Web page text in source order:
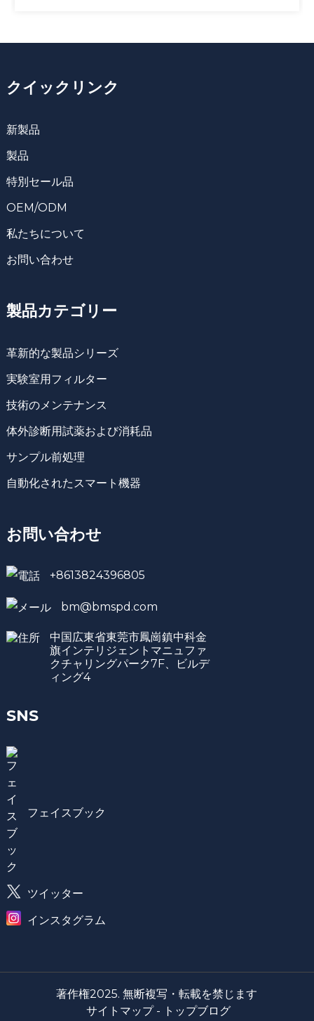
クイックリンク
新製品
製品
特別セール品
OEM/ODM
私たちについて
お問い合わせ
製品カテゴリー
革新的な製品シリーズ
実験室用フィルター
技術のメンテナンス
体外診断用試薬および消耗品
サンプル前処理
自動化されたスマート機器
お問い合わせ
+8613824396805
bm@bmspd.com
中国広東省東莞市鳳崗鎮中科金
旗インテリジェントマニュファ
クチャリングパーク7F、ビルデ
ィング4
SNS
フェイスブック
ツイッター
インスタグラム
著作権2025. 無断複写・転載を禁じます
サイトマップ - トップブログ